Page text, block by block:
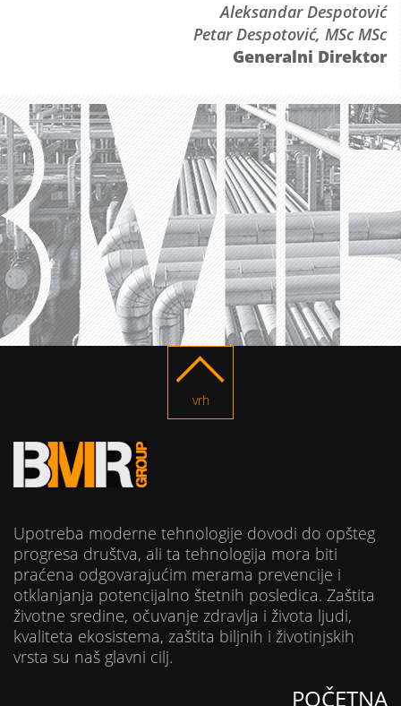
Aleksandar Despotović
Petar Despotović, MSc MSc
Generalni Direktor
vrh
Upotreba moderne tehnologije dovodi do opšteg
progresa društva, ali ta tehnologija mora biti
praćena odgovarajućim merama prevencije i
otklanjanja potencijalno štetnih posledica. Zaštita
životne sredine, očuvanje zdravlja i života ljudi,
kvaliteta ekosistema, zaštita biljnih i životinjskih
vrsta su naš glavni cilj.
POČETNA